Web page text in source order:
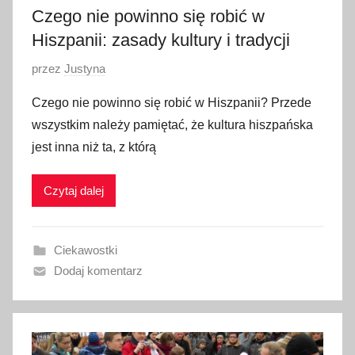
Czego nie powinno się robić w
Hiszpanii: zasady kultury i tradycji
O
u
b
l
i
a
n
1
7
przez Justyna
Czego nie powinno się robić w Hiszpanii? Przede
wszystkim należy pamiętać, że kultura hiszpańska
jest inna niż ta, z którą
Czytaj dalej
Ciekawostki
Dodaj komentarz